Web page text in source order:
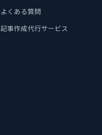
よくある質問
記事作成代行サービス